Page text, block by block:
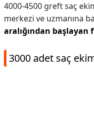
4000-4500 greft saç
merkezi ve uzmanına
aralığından
3000 adet saç